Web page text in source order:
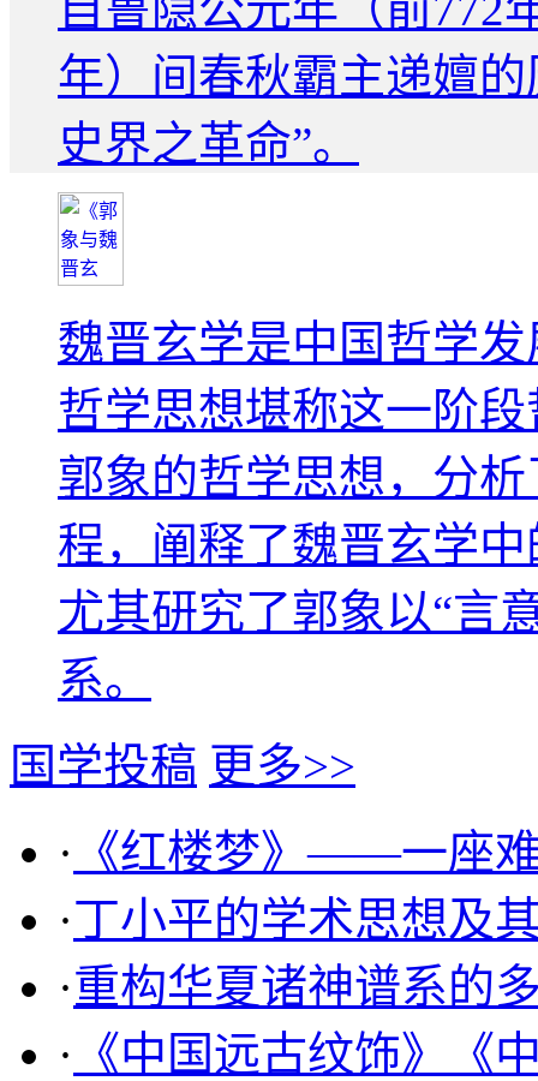
年）间春秋霸主递嬗
史界之革命”。
魏晋玄学是中国哲学
哲学思想堪称这一阶
郭象的哲学思想，分
程，阐释了魏晋玄学
尤其研究了郭象以“言
系。
国学投稿 更多>>
· 《红楼梦》——一座
·丁小平的学术思想及
·重构华夏诸神谱系的
· 《中国远古纹饰》《